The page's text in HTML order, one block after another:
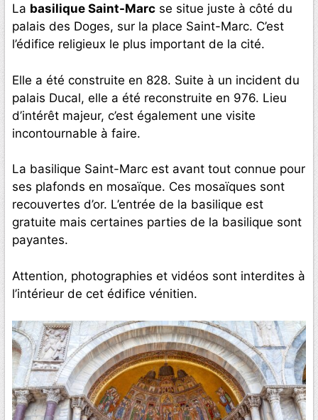
La basilique Saint-Marc se situe juste à côté du
palais des Doges, sur la place Saint-Marc. C’est
l’édifice religieux le plus important de la cité.
Elle a été construite en 828. Suite à un incident du
palais Ducal, elle a été reconstruite en 976. Lieu
d’intérêt majeur, c’est également une visite
incontournable à faire.
La basilique Saint-Marc est avant tout connue pour
ses plafonds en mosaïque. Ces mosaïques sont
recouvertes d’or. L’entrée de la basilique est
gratuite mais certaines parties de la basilique sont
payantes.
Attention, photographies et vidéos sont interdites à
l’intérieur de cet édifice vénitien.